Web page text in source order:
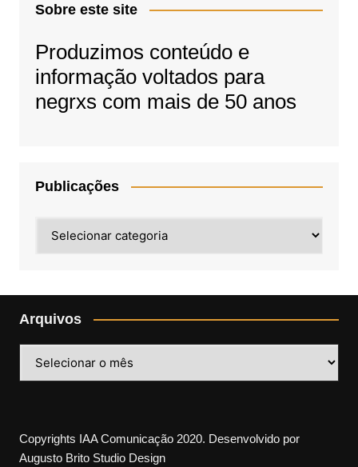
Sobre este site
Produzimos conteúdo e
informação voltados para
negrxs com mais de 50 anos
Publicações
Arquivos
Copyrights IAA Comunicação 2020. Desenvolvido por
Augusto Brito Studio Design